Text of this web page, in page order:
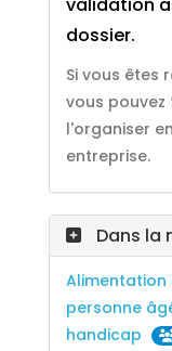
dossier.
Si vous êtes
vous
l'organiser
entreprise.
Dans la
Alimentation
personne
handicap